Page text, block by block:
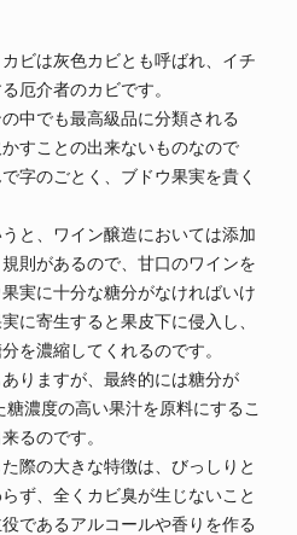
ビは灰色カビとも呼ばれ、イチ
厄介者のカビです。
中でも最高級品に分類される
すことの出来ないものなので
字のごとく、ブドウ果実を貴く
と、ワイン醸造においては添加
則があるので、甘口のワインを
実に十分な糖分がなければいけ
に寄生すると果皮下に侵入し、
を濃縮してくれるのです。
りますが、最終的には糖分が
濃度の高い果汁を原料にするこ
るのです。
際の大きな特徴は、びっしりと
ず、全くカビ臭が生じないこと
であるアルコールや香りを作る